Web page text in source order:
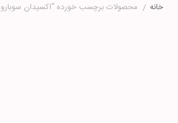
خانه / محصولات برچسب خورده “اکسیدان سوبارو 9 درصد”